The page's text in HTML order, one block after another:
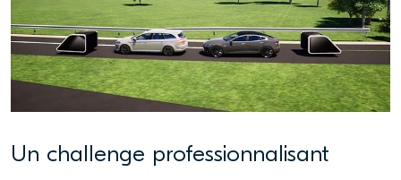
Un challenge professionnalisant